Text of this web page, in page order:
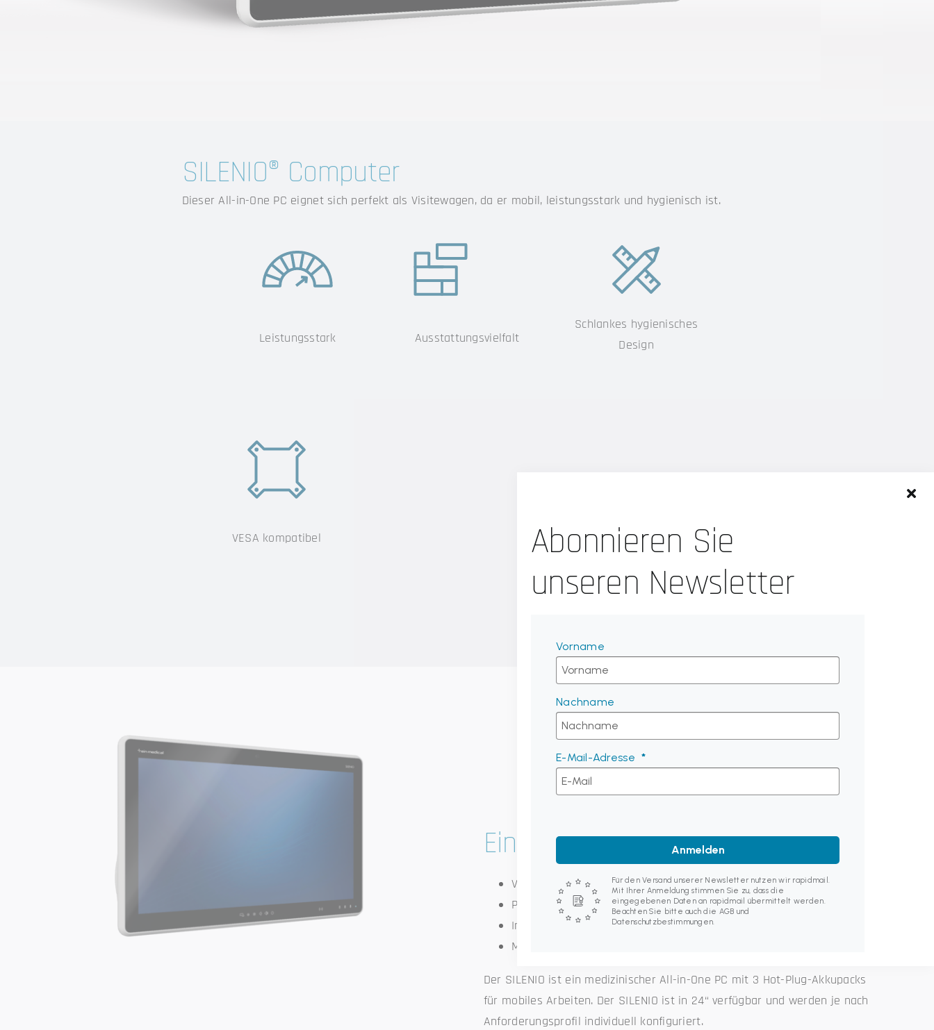
SILENIO® Computer
Dieser All-in-One PC eignet sich perfekt als Visitewagen, da er mobil, leistungsstark und hygienisch ist.
Leistungsstark Ausstattungs­vielfalt
Schlankes hygienisches
Design
VESA kompatibel
Einsatzgebiete
Verwaltungsaufgaben
Patientenbetreuung
Intensivstation
Mobile Visite (auf Rollwagen)
Der SILENIO ist ein medizinischer All-in-One PC mit 3 Hot-Plug-Akkupacks
für mobiles Arbeiten. Der SILENIO ist in 24“ verfügbar und werden je nach
Anforderungsprofil individuell konfiguriert.
Abonnieren Sie
unseren Newsletter
Vorname
Nachname
E-Mail-Adresse
Anmelden
Für den Versand unserer Newsletter nutzen wir rapidmail.
Mit Ihrer Anmeldung stimmen Sie zu, dass die
eingegebenen Daten an rapidmail übermittelt werden.
Beachten Sie bitte auch die AGB und
Datenschutzbestimmungen.